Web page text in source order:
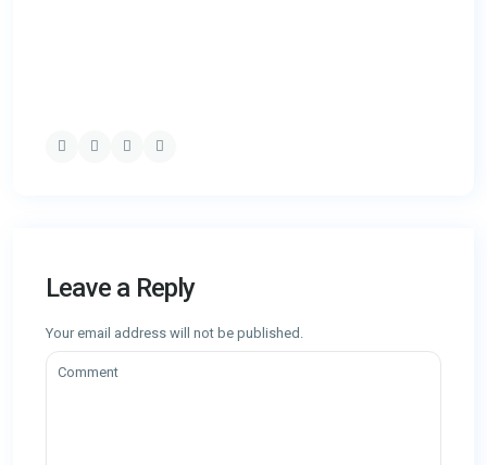
Leave a Reply
Your email address will not be published.